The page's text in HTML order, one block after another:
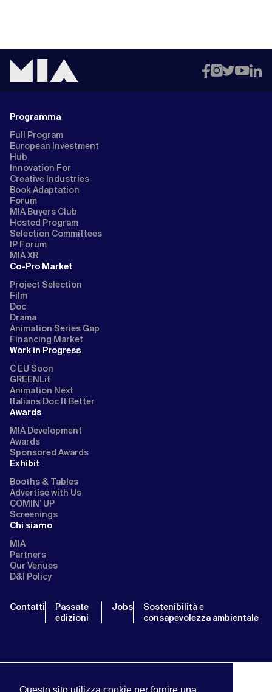
Programma
Full Program
European Investment
Hub
Innovation For
Creative Industries
Book Adaptation
Forum
MIA Buyers Club
Hosted Program
Selection Committees
IP Forum
MIA XR
Co-Pro Market
Project Selection
Film
Doc
Drama
Animation Series Gap
Financing Market
Work in Progress
C EU Soon
GREENLit
Animation Next
Italians Doc It Better
Awards
MIA Development
Awards
Sponsored Awards
Exhibit
Booths & Tables
Advertise with Us
COMIN’ UP
Screenings
Chi siamo
MIA
Partners
Our Venues
D&I Policy
Contatti
Passate
edizioni
Jobs
Sostenibilità e
consapevolezza ambientale